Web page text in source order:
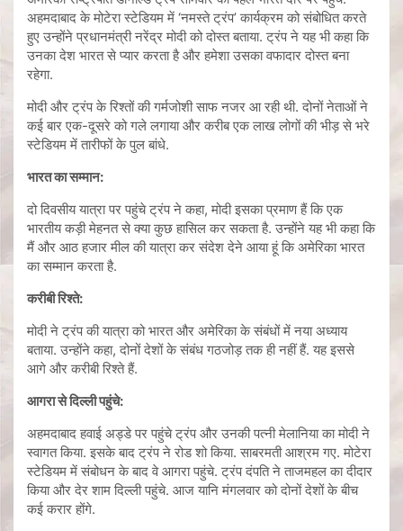
अहमदाबाद के मोटेरा स्टेडियम में ‘नमस्ते ट्रंप’ कार्यक्रम को संबोधित करते
हुए उन्होंने प्रधानमंत्री नरेंद्र मोदी को दोस्त बताया. ट्रंप ने यह भी कहा कि
उनका देश भारत से प्यार करता है और हमेशा उसका वफादार दोस्त बना
रहेगा.
मोदी और ट्रंप के रिश्तों की गर्मजोशी साफ नजर आ रही थी. दोनों नेताओं ने
कई बार एक-दूसरे को गले लगाया और करीब एक लाख लोगों की भीड़ से भरे
स्टेडियम में तारीफों के पुल बांधे.
भारत का सम्मान:
दो दिवसीय यात्रा पर पहुंचे ट्रंप ने कहा, मोदी इसका प्रमाण हैं कि एक
भारतीय कड़ी मेहनत से क्या कुछ हासिल कर सकता है. उन्होंने यह भी कहा कि
मैं और आठ हजार मील की यात्रा कर संदेश देने आया हूं कि अमेरिका भारत
का सम्मान करता है.
करीबी रिश्ते:
मोदी ने ट्रंप की यात्रा को भारत और अमेरिका के संबंधों में नया अध्याय
बताया. उन्होंने कहा, दोनों देशों के संबंध गठजोड़ तक ही नहीं हैं. यह इससे
आगे और करीबी रिश्ते हैं.
आगरा से दिल्ली पहुंचे:
अहमदाबाद हवाई अड्डे पर पहुंचे ट्रंप और उनकी पत्नी मेलानिया का मोदी ने
स्वागत किया. इसके बाद ट्रंप ने रोड शो किया. साबरमती आश्रम गए. मोटेरा
स्टेडियम में संबोधन के बाद वे आगरा पहुंचे. ट्रंप दंपति ने ताजमहल का दीदार
किया और देर शाम दिल्ली पहुंचे. आज यानि मंगलवार को दोनों देशों के बीच
कई करार होंगे.